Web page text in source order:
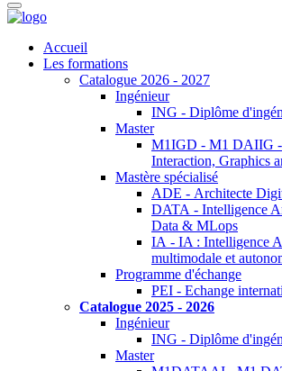
Accueil
Les formations
Catalogue 2026 - 2027
Ingénieur
ING - Diplôme
Master
M1IGD - M1 DAIIG
Interaction, Graphics
Mastère spécialisé
ADE - Architecte
DATA - Intelligence
Data & MLops
IA - IA : Intelligence
multimodale et
Programme d'échange
PEI - Echange
Catalogue 2025 - 2026
Ingénieur
ING - Diplôme
Master